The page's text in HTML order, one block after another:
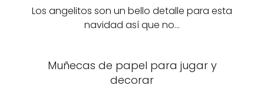
Los angelitos son un bello detalle para esta
navidad así que no…
Muñecas de papel para jugar y
decorar